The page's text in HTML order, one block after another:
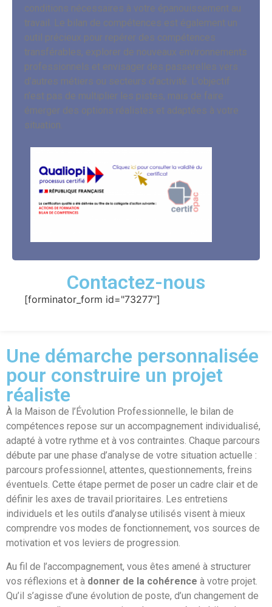
conditions nécessaires à votre épanouissement au
travail. Le bilan de compétences est également un
outil précieux pour repérer des compétences
transférables, explorer de nouveaux environnements
professionnels et envisager des passerelles vers
d’autres métiers ou secteurs d’activité. L’objectif
n’est pas de multiplier les pistes, mais de faire
émerger des options réalistes et adaptées à votre
situation.
Contactez-nous
[forminator_form id="73277"]
Une démarche personnalisée
pour construire un projet
réaliste
À la Maison de l’Évolution Professionnelle, le bilan de
compétences repose sur un accompagnement individualisé,
adapté à votre rythme et à vos contraintes. Chaque parcours
débute par une phase d’analyse de votre situation actuelle :
parcours professionnel, attentes, questionnements, freins
éventuels. Cette étape permet de poser un cadre clair et de
définir les axes de travail prioritaires. Les entretiens
individuels et les outils d’analyse utilisés visent à mieux
comprendre vos modes de fonctionnement, vos sources de
motivation et vos leviers de progression.
Au fil de l’accompagnement, vous êtes amené à structurer
vos réflexions et à donner de la cohérence à votre projet.
Qu’il s’agisse d’une évolution de poste, d’un changement de